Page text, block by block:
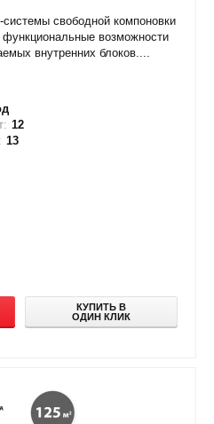
свободной компоновки
возможности
внутренних блоков....
12
13
КУПИТЬ В
ОДИН КЛИК